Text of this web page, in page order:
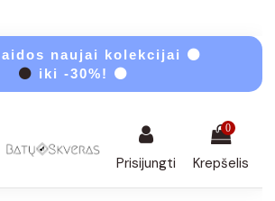
naujai kolekcijai ⚫
⚫ iki -30%! ⚫
Prisijungti
0
Krepšelis